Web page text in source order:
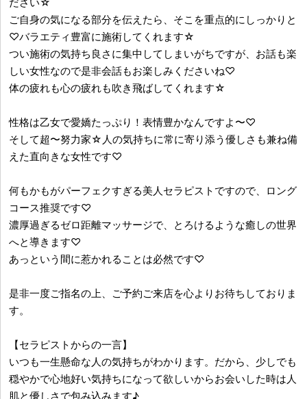
ご自身の気になる部分を伝えたら、そこを重点的にしっかりと
♡バラエティ豊富に施術してくれます☆
つい施術の気持ち良さに集中してしまいがちですが、お話も楽
しい女性なので是非会話もお楽しみくださいね♡
体の疲れも心の疲れも吹き飛ばしてくれます☆
性格は乙女で愛嬌たっぷり！表情豊かなんですよ〜♡
そして超〜努力家☆人の気持ちに常に寄り添う優しさも兼ね備
えた直向きな女性です♡
何もかもがパーフェクすぎる美人セラピストですので、ロング
コース推奨です♡
濃厚過ぎるゼロ距離マッサージで、とろけるような癒しの世界
へと導きます♡
あっという間に惹かれることは必然です♡
是非一度ご指名の上、ご予約ご来店を心よりお待ちしておりま
す。
【セラピストからの一言】
いつも一生懸命な人の気持ちがわかります。だから、少しでも
穏やかで心地好い気持ちになって欲しいからお会いした時は人
肌と優しさで包み込みます♪